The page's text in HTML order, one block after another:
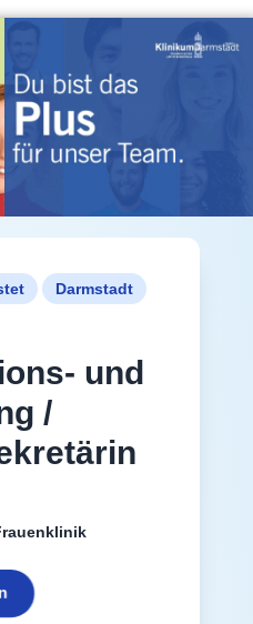
Darmstadt
und
/